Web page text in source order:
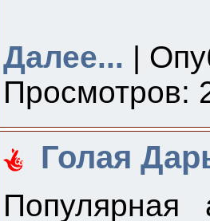
Далее... |
Просмотров:
Голая
Популярная